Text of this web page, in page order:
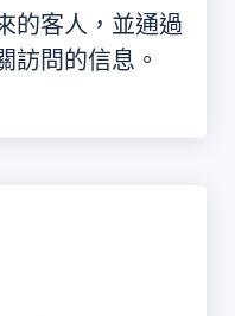
的客人，並通過
訪問的信息。